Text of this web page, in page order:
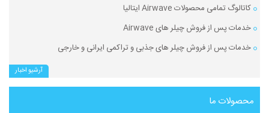
کاتالوگ تمامی محصولات Airwave ایتالیا
خدمات پس از فروش چیلر های Airwave
خدمات پس از فروش چیلر های جذبی و تراکمی ایرانی و خارجی
آرشیو اخبار
محصولات ما